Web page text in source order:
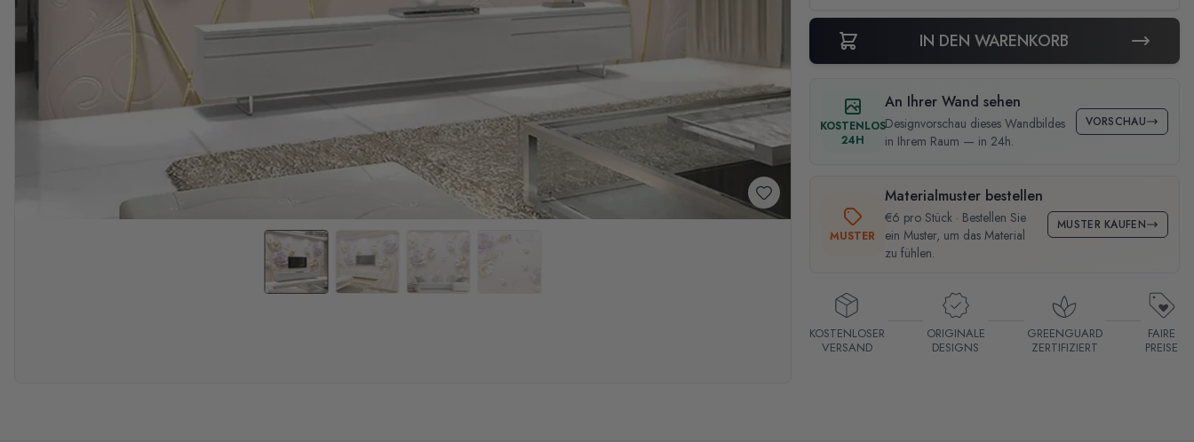
IN DEN WARENKORB
KOSTENLOS
24H
An Ihrer Wand sehen
Designvorschau dieses Wandbildes
in Ihrem Raum — in 24h.
VORSCHAU
MUSTER
Materialmuster bestellen
€6 pro Stück · Bestellen Sie
ein Muster, um das Material
zu fühlen.
MUSTER KAUFEN
KOSTENLOSER
VERSAND
ORIGINALE
DESIGNS
GREENGUARD
ZERTIFIZIERT
FAIRE
PREISE